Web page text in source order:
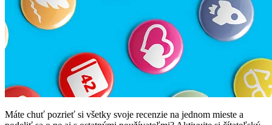
Máte chuť pozrieť si všetky svoje recenzie na jednom mieste a